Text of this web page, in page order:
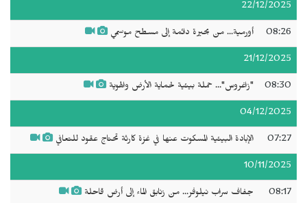
22/12/2025
08:26 أورمية... من بحيرة دائمة إلى مسطح موسمي
21/12/2025
08:30 "زاغروس"... حملة بيئية لحماية الأرض والهوية
04/12/2025
07:27 الإبادة البيئية المسكوت عنها في غزة كارثة تحتاج عقود للتعافي
10/11/2025
08:17 جفاف سراب نيلوفر... من زنابق الماء إلى أرض قاحلة